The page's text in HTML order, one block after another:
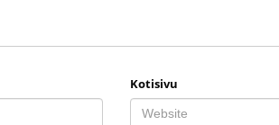
Kotisivu